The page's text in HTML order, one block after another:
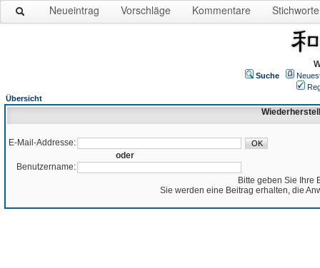
Neueintrag Vorschläge Kommentare Stichworte
Suche
Übersicht
E-Mail-Addresse:
oder
Benutzername:
Bitte geben Sie Ihre
Sie werden eine Beitrag erhalten, die